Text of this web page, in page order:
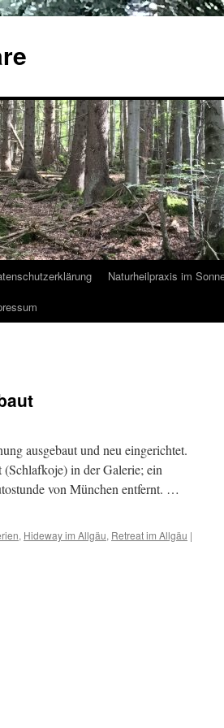
Naturheilpraxis im
ausgebaut und neu eingerichtet.
in der Galerie; ein
von München entfernt. …
, Hideway im Allgäu, Retreat im Allgäu |